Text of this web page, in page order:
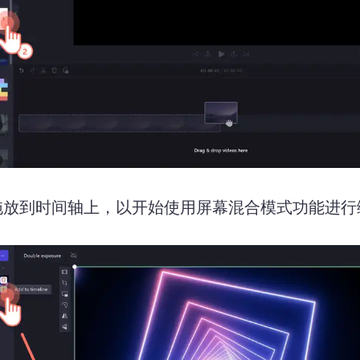
到时间轴上，以开始使用屏幕混合模式功能进